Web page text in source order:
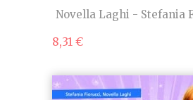
Novella Laghi - Stefania
8,31 €